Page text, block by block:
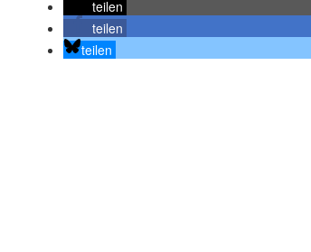
teilen
teilen
teilen